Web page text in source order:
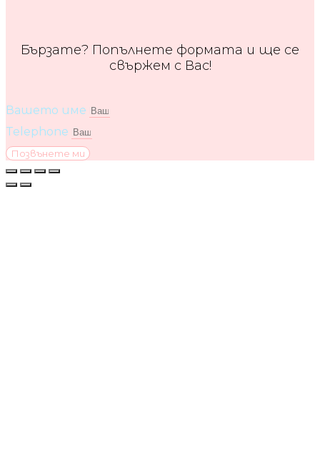
Бързате? Попълнете формата и ще се
свържем с Вас!
Вашето име
Telephone
Позвънете ми